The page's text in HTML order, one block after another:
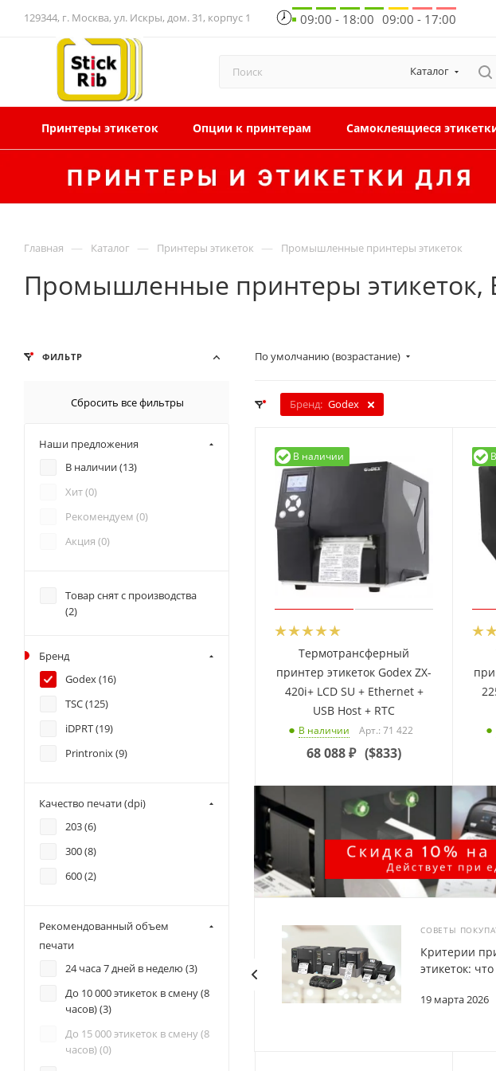
129344, г. Москва, ул. Искры, дом. 31, корпус 1 09:00 - 18:00 09:00 - 17:00
Каталог
Принтеры этикеток Опции к принтерам Самоклеящиеся
Главная — Каталог — Принтеры этикеток — Промышленные принтеры этикеток
Промышленные принтеры этикеток,
По умолчанию (возрастание)
Бренд: Godex
В наличии
Термотрансферный
принтер этикеток Godex ZX-
420i+ LCD SU + Ethernet +
USB Host + RTC
В наличии Арт.: 71 422
68 088₽ ($833)
СОВЕТЫ
19 марта 2026
Критерии
этикеток:
ФИЛЬТР
Сбросить все фильтры
Наши предложения
В наличии (13)
Хит (0)
Рекомендуем (0)
Акция (0)
Товар снят с производства
(2)
Бренд
Godex (16)
TSC (125)
iDPRT (19)
Printronix (9)
Качество печати (dpi)
203 (6)
300 (8)
600 (2)
Рекомендованный объем
печати
24 часа 7 дней в неделю (3)
До 10 000 этикеток в смену (8
часов) (3)
До 15 000 этикеток в смену (8
часов) (0)